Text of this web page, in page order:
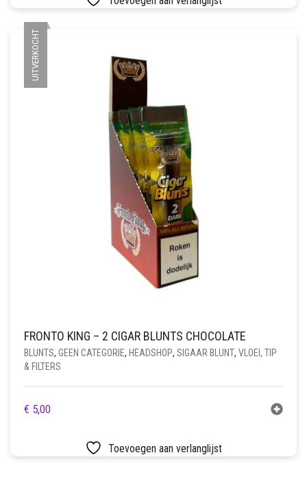
UITVERKOCHT
FRONTO KING – 2 CIGAR BLUNTS CHOCOLATE
BLUNTS, GEEN CATEGORIE, HEADSHOP, SIGAAR BLUNT, VLOEI, TIP
& FILTERS
€ 5,00
Toevoegen aan verlanglijst